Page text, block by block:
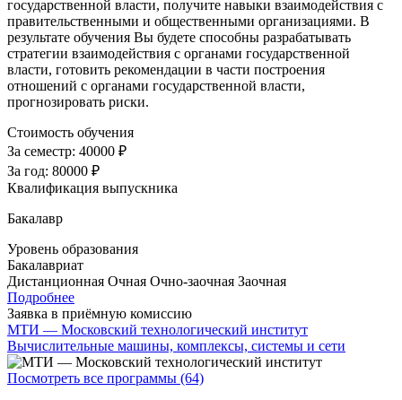
государственной власти, получите навыки взаимодействия с
правительственными и общественными организациями. В
результате обучения Вы будете способны разрабатывать
стратегии взаимодействия с органами государственной
власти, готовить рекомендации в части построения
отношений с органами государственной власти,
прогнозировать риски.
Стоимость обучения
За семестр: 40000 ₽
За год: 80000 ₽
Квалификация выпускника
Бакалавр
Уровень образования
Бакалавриат
Дистанционная Очная Очно-заочная Заочная
Подробнее
Заявка в приёмную комиссию
МТИ — Московский технологический институт
Вычислительные машины, комплексы, системы и сети
Посмотреть все программы (64)